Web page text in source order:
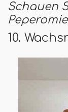
Schauen
10.